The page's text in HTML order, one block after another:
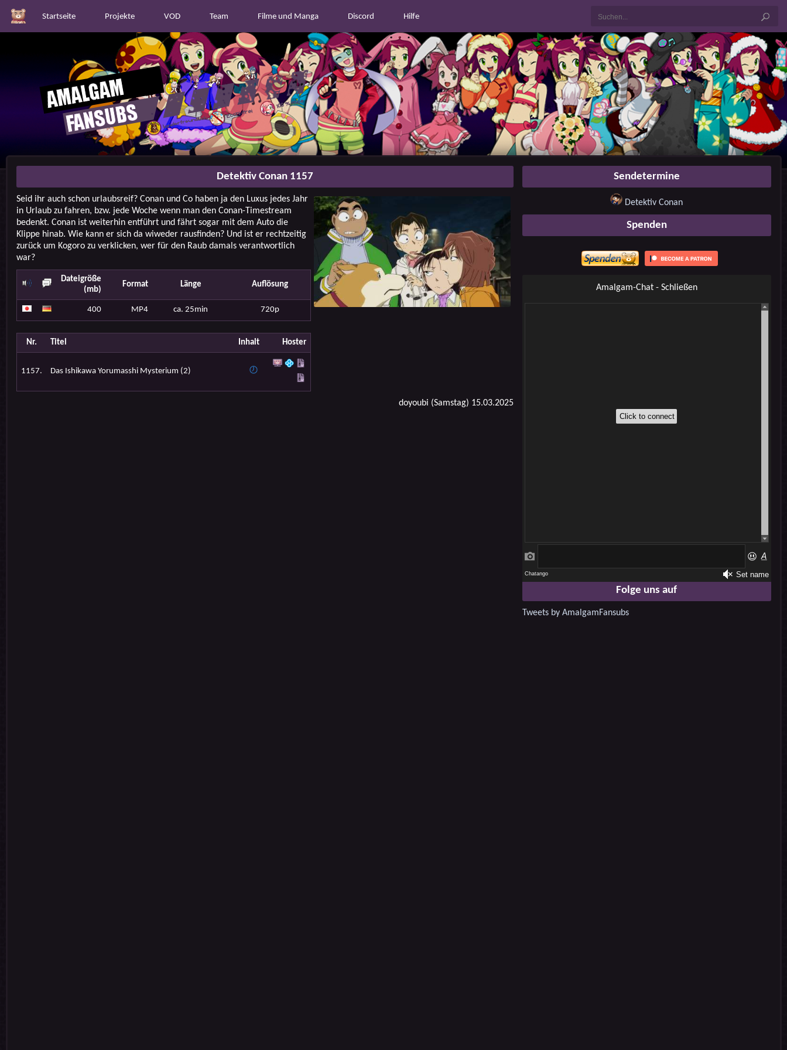
Startseite Projekte VOD Team Filme und Manga Discord Hilfe
Detektiv Conan 1157
Seid ihr auch schon urlaubsreif? Conan und Co haben ja den Luxus jedes Jahr
in Urlaub zu fahren, bzw. jede Woche wenn man den Conan-Timestream
bedenkt. Conan ist weiterhin entführt und fährt sogar mit dem Auto die
Klippe hinab. Wie kann er sich da wiweder rausfinden? Und ist er rechtzeitig
zurück um Kogoro zu verklicken, wer für den Raub damals verantwortlich
war?
Dateigröße
(mb)
Format Länge Auflösung
400 MP4 ca. 25min 720p
Nr. Titel Inhalt Hoster
1157. Das Ishikawa Yorumasshi Mysterium (2)
doyoubi (Samstag) 15.03.2025
Sendetermine
Detektiv Conan
Spenden
Amalgam-Chat - Schließen
Folge uns auf
Tweets by AmalgamFansubs